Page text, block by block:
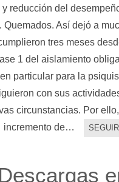
y reducción del
Quemados. Así dejó a
tres meses
1 del aislamiento
particular para la
con sus
circunstancias. Por
incremento de…
Descargas